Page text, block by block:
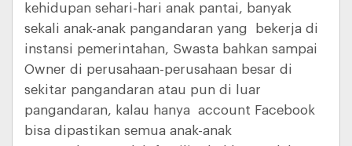
kehidupan sehari-hari anak pantai, banyak
sekali anak-anak pangandaran yang bekerja di
instansi pemerintahan, Swasta bahkan sampai
Owner di perusahaan-perusahaan besar di
sekitar pangandaran atau pun di luar
pangandaran, kalau hanya account Facebook
bisa dipastikan semua anak-anak